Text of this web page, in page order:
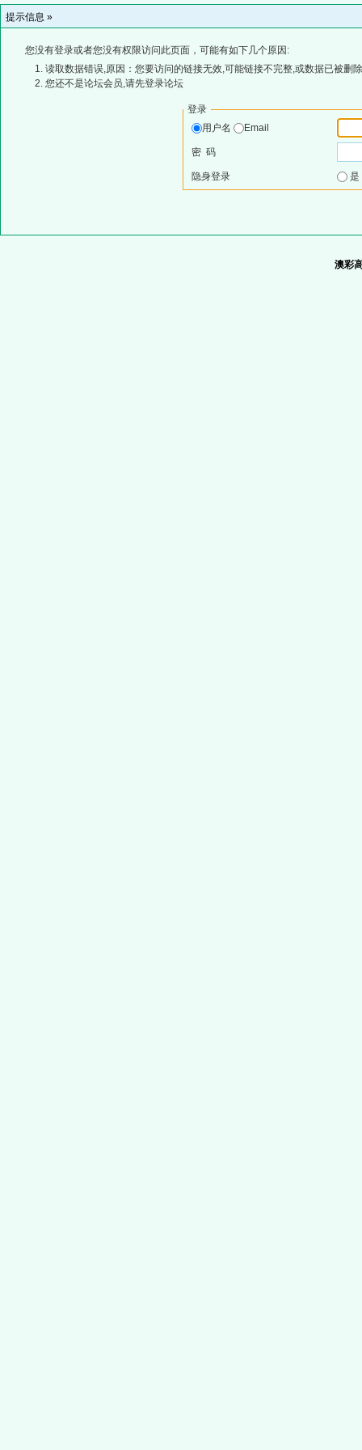
提示信息 »
您没有登录或者您没有权限访问此页面，可能有如下几个原因:
读取数据错误,原因：您要访问的链接无效,可能链接不完整,或数据已被删
您还不是论坛会员,请先登录论坛
登录
用户名
Email
密 码
隐身登录
澳彩